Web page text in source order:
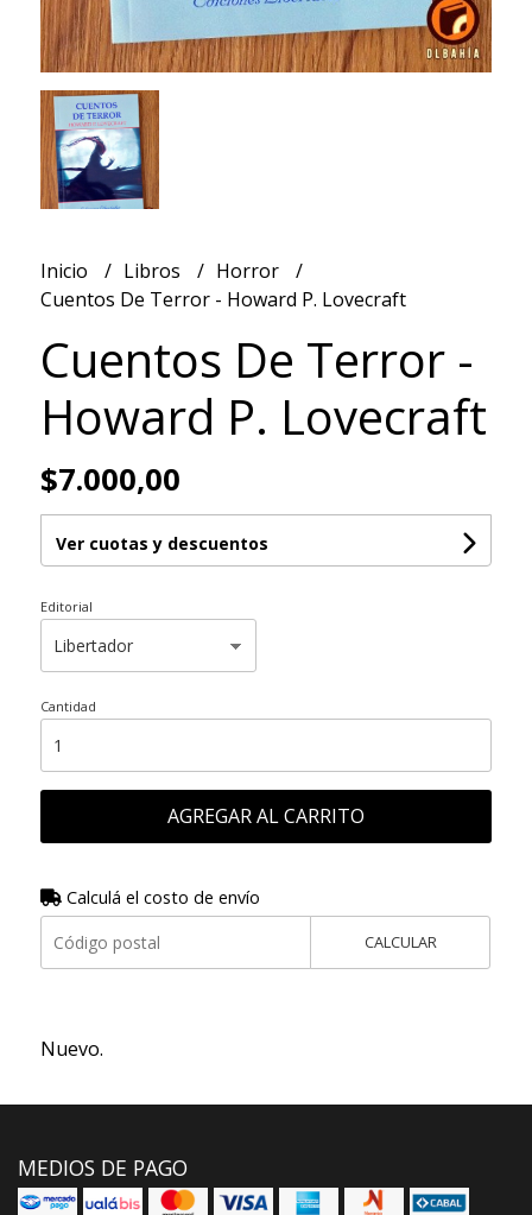
Inicio Libros
Horror
Cuentos De Terror - Howard P. Lovecraft
Cuentos De Terror -
Howard P. Lovecraft
$7.000,00
Ver cuotas y descuentos
Editorial
Cantidad
AGREGAR AL CARRITO
Calculá el costo de envío
CALCULAR
Nuevo.
MEDIOS DE PAGO